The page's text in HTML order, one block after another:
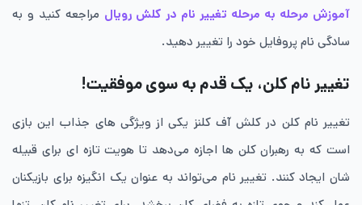
آموزش مرحله به مرحله تغییر نام در کلش رویال مراجعه کنید و به
سادگی نام پروفایل خود را تغییر دهید.
تغییر نام کلن، یک قدم به سوی موفقیت!
تغییر نام کلن در کلش آف کلنز یکی از ویژگی های جذاب این بازی
است که به رهبران کلن ها اجازه می‌دهد تا هویت تازه ای برای قبیله
شان ایجاد کنند. تغییر نام می‌تواند به عنوان یک انگیزه برای بازیکنان